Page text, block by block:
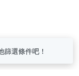
選條件吧！